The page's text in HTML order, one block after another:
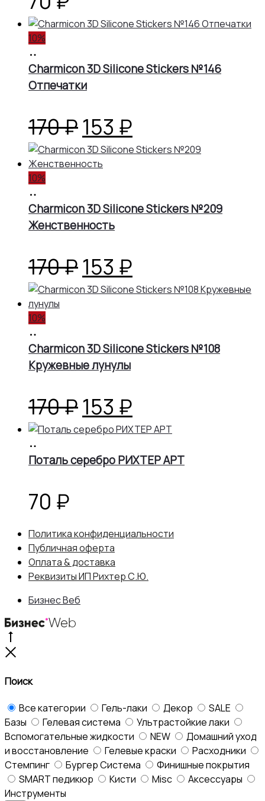
10%
корзину
Charmicon 3D Silicone Stickers №146
Отпечатки
170₽Первоначальная
цена
170 ₽.
153 ₽
цена:
10%
корзину
Charmicon 3D Silicone Stickers №209
Женственность
170₽Первоначальная
цена
170 ₽.
153 ₽
цена:
10%
корзину
Charmicon 3D Silicone Stickers №108
Кружевные лунулы
170₽Первоначальная
цена
составляла
153 ₽
цена:
153 ₽.
корзину
Поталь серебро РИХТЕР АРТ
70 ₽
Политика конфиденциальности
Публичная оферта
Оплата & доставка
Реквизиты ИП Рихтер С.Ю.
Бизнес Веб
Поиск
Все категории Гель-лаки Декор
SALE
Базы
Гелевая система
Ультрастойкие лаки
Вспомогательные жидкости
NEW
Домашний уход
и восстановление
Гелевые краски
Расходники
Стемпинг
Бургер Система
Финишные покрытия
SMART педикюр
Кисти Misc
Аксессуары
Инструменты